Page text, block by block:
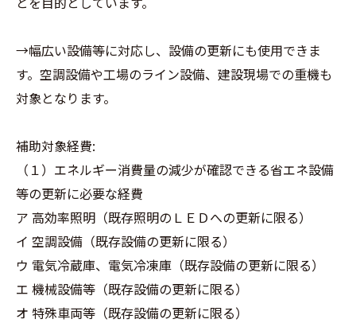
→幅広い設備等に対応し、設備の更新にも使用できま
す。空調設備や工場のライン設備、建設現場での重機も
対象となります。
補助対象経費:
（１）エネルギー消費量の減少が確認できる省エネ設備
等の更新に必要な経費
ア 高効率照明（既存照明のＬＥＤへの更新に限る）
イ 空調設備（既存設備の更新に限る）
ウ 電気冷蔵庫、電気冷凍庫（既存設備の更新に限る）
エ 機械設備等（既存設備の更新に限る）
オ 特殊車両等（既存設備の更新に限る）